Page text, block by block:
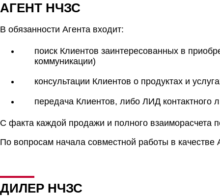
АГЕНТ НЧЗС
В обязанности Агента входит:
поиск Клиентов заинтересованных в
коммуникации)
консультации Клиентов о продуктах и
передача Клиентов, либо ЛИД
С факта каждой продажи и полного взаиморасчета
По вопросам начала совместной работы в
ДИЛЕР НЧЗС